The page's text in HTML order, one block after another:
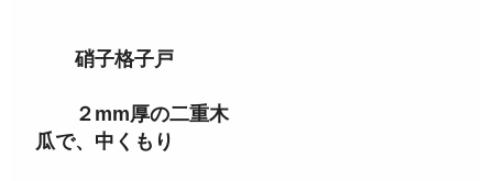
硝子格子戸
２mm厚の二重木
瓜で、中くもり